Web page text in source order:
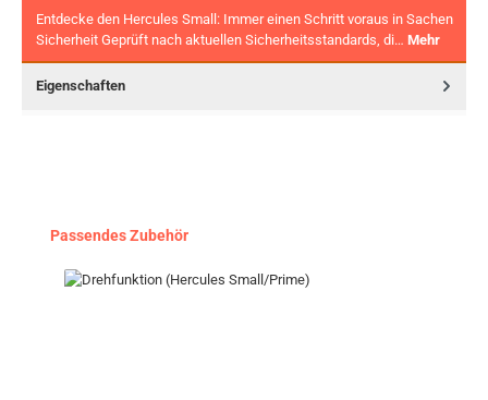
Entdecke den Hercules Small: Immer einen Schritt voraus in Sachen
Sicherheit Geprüft nach aktuellen Sicherheitsstandards, di… Mehr
Eigenschaften
Produktgalerie überspringen
Passendes Zubehör